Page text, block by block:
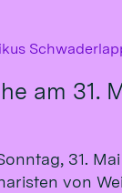
am 31.
31. Mai
von